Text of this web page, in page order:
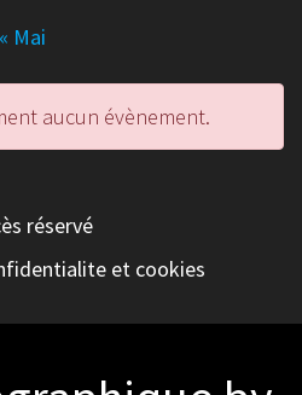
« Mai
aucun évènement.
réservé
et cookies